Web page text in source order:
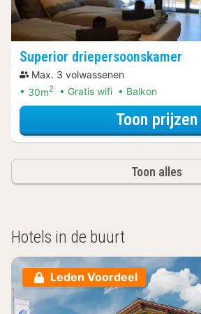
Superior driepersoonskamer
Max. 3 volwassenen
30m2 Gratis wifi Balkon
Toon prijzen
Toon alles
Hotels in de buurt
Leden Voordeel